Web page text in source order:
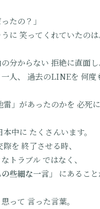
たの？」
に 笑ってくれていたのは
分からない 拒絶に直面し
一人、 過去のLINEを 何度
雷」があったのかを 必死
本中に たくさんいます。
際を 終了させる時、
トラブルではなく、
の些細な一言」 にあるこ
って 言った言葉。